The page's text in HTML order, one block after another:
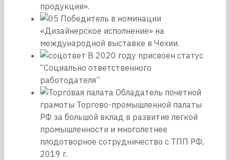
продукции».
Победитель в номинации
«Дизайнерское исполнение» на
международной выставке в Чехии.
В 2020 году присвоен статус
“Социально ответственного
работодателя”
Обладатель почетной
грамоты Торгово-промышленной палаты
РФ за большой вклад в развитие легкой
промышленности и многолетнее
плодотворное сотрудничество с ТПП РФ,
2019 г.